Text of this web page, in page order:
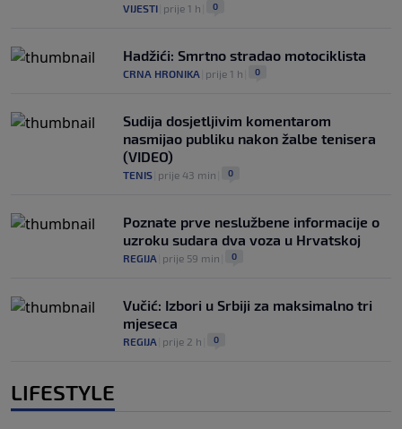
VIJESTI prije 1 h 0
Hadžići: Smrtno stradao motociklista
CRNA HRONIKA prije 1 h 0
Sudija dosjetljivim komentarom
nasmijao publiku nakon žalbe tenisera
(VIDEO)
TENIS prije 43 min 0
Poznate prve neslužbene informacije o
uzroku sudara dva voza u Hrvatskoj
REGIJA prije 59 min 0
Vučić: Izbori u Srbiji za maksimalno tri
mjeseca
REGIJA prije 2 h 0
LIFESTYLE